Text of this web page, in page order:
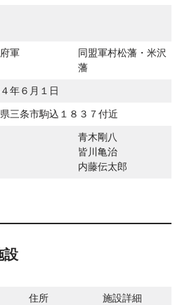
軍
同盟軍村松藩・米沢
藩
年６月１日
三条市駒込１８３７付近
青木剛八
皆川亀治
内藤伝太郎
設
住所 施設詳細